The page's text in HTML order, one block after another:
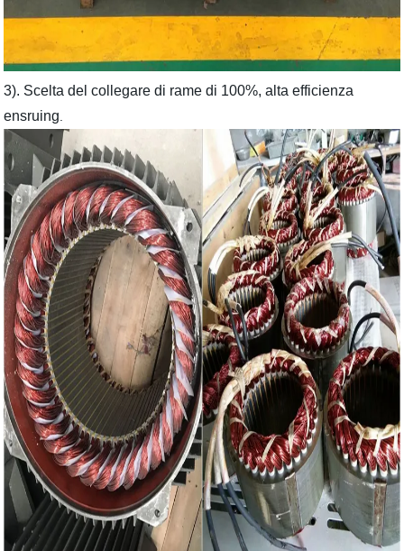
3). Scelta del collegare di rame di 100%, alta efficienza
ensruing